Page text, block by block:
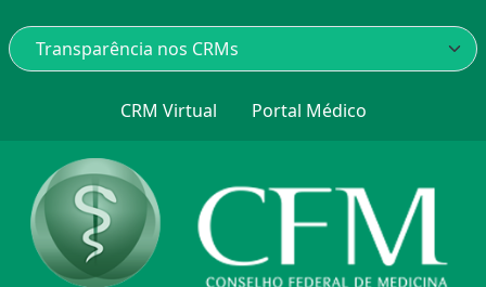
CRM Virtual Portal Médico